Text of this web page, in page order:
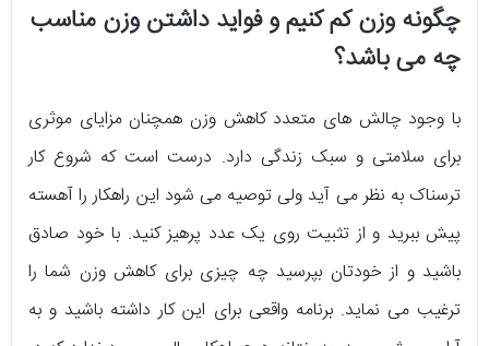
چگونه وزن کم کنیم و فواید داشتن وزن مناسب
چه می باشد؟
با وجود چالش‌ های متعدد کاهش وزن همچنان مزایای موثری
برای سلامتی و سبک زندگی دارد. درست است که شروع کار
ترسناک به نظر می‌ آید ولی توصیه می‌ شود این راهکار را آهسته
پیش ببرید و از تثبیت روی یک عدد پرهیز کنید. با خود صادق
باشید و از خودتان بپرسید چه چیزی برای کاهش وزن شما را
ترغیب می‌ نماید. برنامه واقعی برای این کار داشته‌ باشید و به